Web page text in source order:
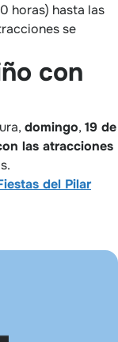
horas) hasta las
se
con
domingo, 19 de
las atracciones
del Pilar